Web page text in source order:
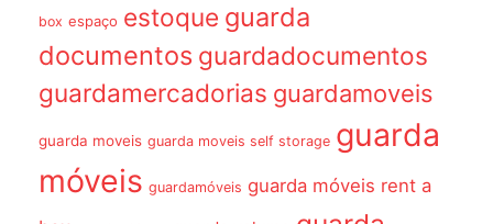
box espaço estoque guarda
documentos guardadocumentos
guardamercadorias guardamoveis
guarda moveis guarda moveis self storage guarda
móveis guardamóveis guarda móveis rent a